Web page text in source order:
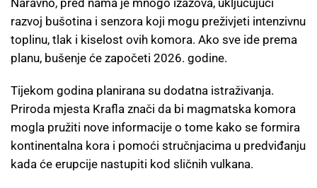
razvoj bušotina i senzora koji mogu preživjeti intenzivnu
toplinu, tlak i kiselost ovih komora. Ako sve ide prema
planu, bušenje će započeti 2026. godine.
Tijekom godina planirana su dodatna istraživanja.
Priroda mjesta Krafla znači da bi magmatska komora
mogla pružiti nove informacije o tome kako se formira
kontinentalna kora i pomoći stručnjacima u predviđanju
kada će erupcije nastupiti kod sličnih vulkana.